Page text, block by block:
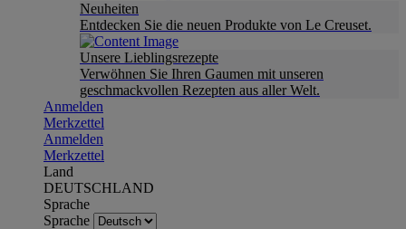
Neuheiten
Entdecken Sie die neuen Produkte von Le Creuset.
Unsere Lieblingsrezepte
Verwöhnen Sie Ihren Gaumen mit unseren
geschmackvollen Rezepten aus aller Welt.
Anmelden
Merkzettel
Anmelden
Merkzettel
Land
DEUTSCHLAND
Sprache
Sprache